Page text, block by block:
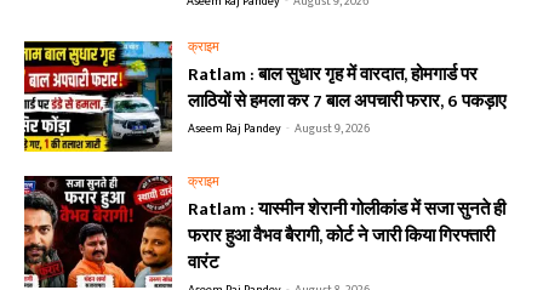
क्राइम
Ratlam : बाल सुधार गृह में वारदात, होमगार्ड पर
लाठियों से हमला कर 7 बाल अपचारी फरार, 6 पकड़ाए
Aseem Raj Pandey - August 9, 2026
क्राइम
Ratlam : यास्मीन शेरानी गोलीकांड में सजा सुनते ही
फरार हुआ वैभव बैरागी, कोर्ट ने जारी किया गिरफ्तारी
वारंट